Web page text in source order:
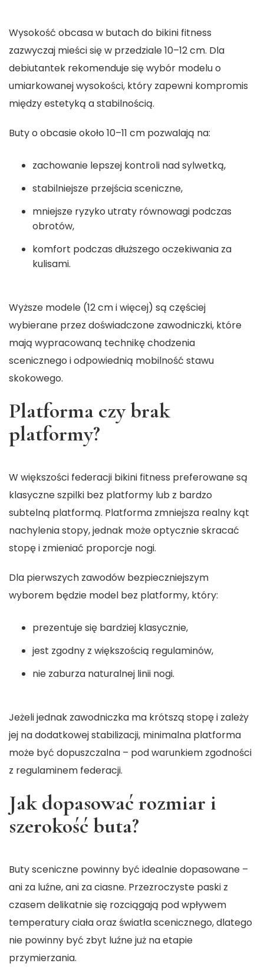
Wysokość obcasa w butach do bikini fitness
zazwyczaj mieści się w przedziale 10–12 cm. Dla
debiutantek rekomenduje się wybór modelu o
umiarkowanej wysokości, który zapewni kompromis
między estetyką a stabilnością.
Buty o obcasie około 10–11 cm pozwalają na:
zachowanie lepszej kontroli nad sylwetką,
stabilniejsze przejścia sceniczne,
mniejsze ryzyko utraty równowagi podczas
obrotów,
komfort podczas dłuższego oczekiwania za
kulisami.
Wyższe modele (12 cm i więcej) są częściej
wybierane przez doświadczone zawodniczki, które
mają wypracowaną technikę chodzenia
scenicznego i odpowiednią mobilność stawu
skokowego.
Platforma czy brak
platformy?
W większości federacji bikini fitness preferowane są
klasyczne szpilki bez platformy lub z bardzo
subtelną platformą. Platforma zmniejsza realny kąt
nachylenia stopy, jednak może optycznie skracać
stopę i zmieniać proporcje nogi.
Dla pierwszych zawodów bezpieczniejszym
wyborem będzie model bez platformy, który:
prezentuje się bardziej klasycznie,
jest zgodny z większością regulaminów,
nie zaburza naturalnej linii nogi.
Jeżeli jednak zawodniczka ma krótszą stopę i zależy
jej na dodatkowej stabilizacji, minimalna platforma
może być dopuszczalna – pod warunkiem zgodności
z regulaminem federacji.
Jak dopasować rozmiar i
szerokość buta?
Buty sceniczne powinny być idealnie dopasowane –
ani za luźne, ani za ciasne. Przezroczyste paski z
czasem delikatnie się rozciągają pod wpływem
temperatury ciała oraz światła scenicznego, dlatego
nie powinny być zbyt luźne już na etapie
przymierzania.